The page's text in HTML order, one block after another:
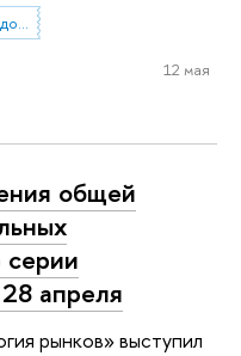
программа фундаментальных исследований
12 мая
общей
апреля
рынков» выступил